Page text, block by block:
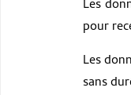
Les
pour
Les
sans